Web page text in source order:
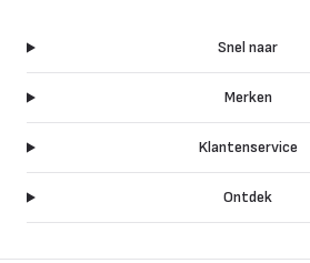
Snel naar
Merken
Klantenservice
Ontdek